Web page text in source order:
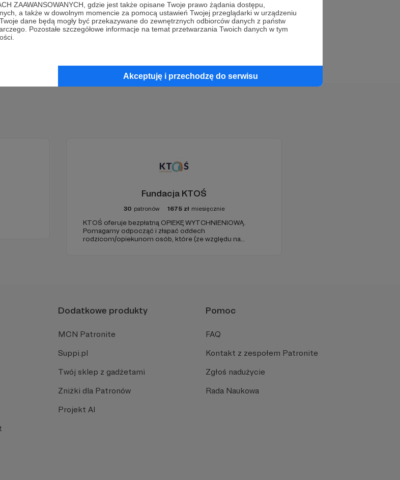
ZAAWANSOWANYCH, gdzie jest także opisane Twoje prawo żądania dostępu,
a także w dowolnym momencie za pomocą ustawień Twojej przeglądarki w urządzeniu
dane będą mogły być przekazywane do zewnętrznych odbiorców danych z państw
Pozostałe szczegółowe informacje na temat przetwarzania Twoich danych w tym
Akceptuję i przechodzę do serwisu
działalność Autoramoonkajuż teraz!
Fundacja KTOŚ
30 patronów 1675 zł miesięcznie
KTOŚ oferuje bezpłatną OPIEKĘ WYTCHNIENIOWĄ.
Pomagamy odpocząć i złapać oddech
rodzicom/opiekunom osób, które (ze względu na
Dodatkowe produkty
MCN Patronite
Suppi.pl
Twój sklep z gadżetami
Zniżki dla Patronów
Projekt AI
Pomoc
FAQ
Kontakt z zespołem Patronite
Zgłoś nadużycie
Rada Naukowa